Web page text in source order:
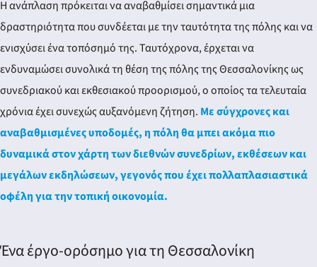
Η ανάπλαση πρόκειται να αναβαθμίσει σημαντικά μια
δραστηριότητα που συνδέεται με την ταυτότητα της πόλης και να
ενισχύσει ένα τοπόσημό της. Ταυτόχρονα, έρχεται να
ενδυναμώσει συνολικά τη θέση της πόλης της Θεσσαλονίκης ως
συνεδριακού και εκθεσιακού προορισμού, ο οποίος τα τελευταία
χρόνια έχει συνεχώς αυξανόμενη ζήτηση. Με σύγχρονες και
αναβαθμισμένες υποδομές, η πόλη θα μπει ακόμα πιο
δυναμικά στον χάρτη των διεθνών συνεδρίων, εκθέσεων και
μεγάλων εκδηλώσεων, γεγονός που έχει πολλαπλασιαστικά
οφέλη για την τοπική οικονομία.
Ένα έργο-ορόσημο για τη Θεσσαλονίκη